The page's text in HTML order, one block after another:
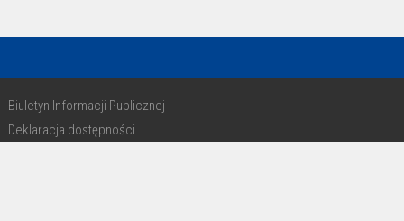
Biuletyn Informacji Publicznej
Deklaracja dostępności